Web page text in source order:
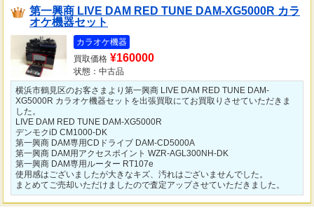
第一興商 LIVE DAM RED TUNE DAM-XG5000R カラ
オケ機器セット
カラオケ機器
買取価格 ¥160000
状態：中古品
横浜市鶴見区のお客さまより第一興商 LIVE DAM RED TUNE DAM-
XG5000R カラオケ機器セットを出張買取にてお買取りさせていただきま
した。
LIVE DAM RED TUNE DAM-XG5000R
デンモクiD CM1000-DK
第一興商 DAM専用CDドライブ DAM-CD5000A
第一興商 DAM用アクセスポイント WZR-AGL300NH-DK
第一興商 DAM専用ルーター RT107e
使用感はございましたが大きなキズ、汚れはございませんでした。
まとめてご売却いただけましたので査定アップさせていただきました。